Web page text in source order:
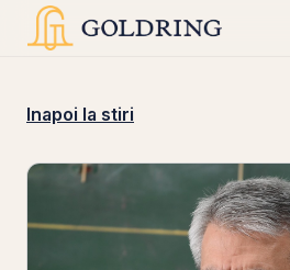
Inapoi la stiri